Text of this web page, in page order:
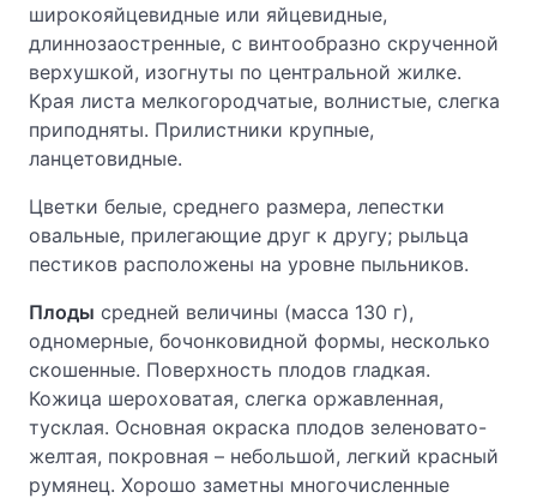
широкояйцевидные или яйцевидные,
длиннозаостренные, с винтообразно скрученной
верхушкой, изогнуты по центральной жилке.
Края листа мелкогородчатые, волнистые, слегка
приподняты. Прилистники крупные,
ланцетовидные.
Цветки белые, среднего размера, лепестки
овальные, прилегающие друг к другу; рыльца
пестиков расположены на уровне пыльников.
Плоды средней величины (масса 130 г),
одномерные, бочонковидной формы, несколько
скошенные. Поверхность плодов гладкая.
Кожица шероховатая, слегка оржавленная,
тусклая. Основная окраска плодов зеленовато-
желтая, покровная – небольшой, легкий красный
румянец. Хорошо заметны многочисленные